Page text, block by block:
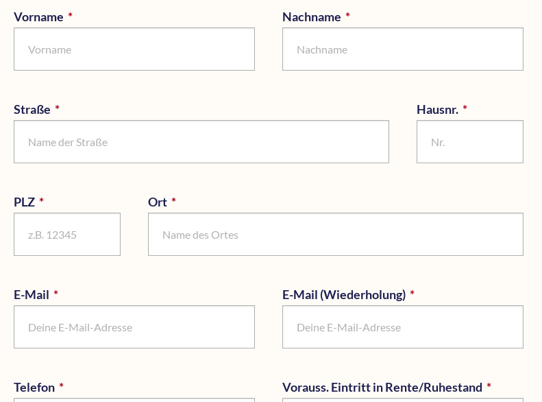
Vorname * Nachname *Pflichtfeld
Straße * Hausnr. *Pflichtfeld
PLZ * Ort *Pflichtfeld
E-Mail * E-Mail (Wiederholung) *Pflichtfeld
Telefon * Vorauss. Eintritt in Rente/Ruhestand *Pflichtfeld